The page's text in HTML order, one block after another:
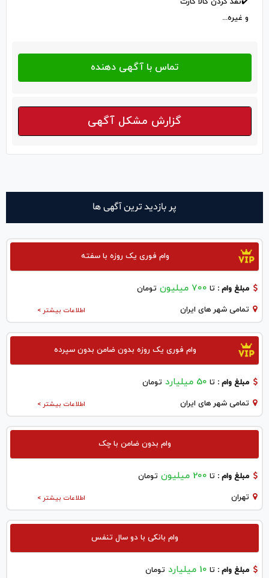
و غیره..‌‌.
گزارش مشکل آگهی
پر بازدید ترین آگهی ها
وام فوری یک روزه با سفته
مبلغ وام : تا 700 میلیون تومان
اطلاعات بیشتر > تمامی شهر های ایران
وام فوری یک روزه بدون ضامن بدون سپرده
مبلغ وام : تا 50 میلیارد تومان
اطلاعات بیشتر > تمامی شهر های ایران
وام بدون ضامن با چک
مبلغ وام : تا 200 میلیون تومان
اطلاعات بیشتر > تهران
وام بانکی با دو سال تنفس
مبلغ وام : تا 10 میلیارد تومان